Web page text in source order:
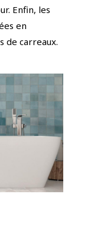
Enfin, les
en
de carreaux.